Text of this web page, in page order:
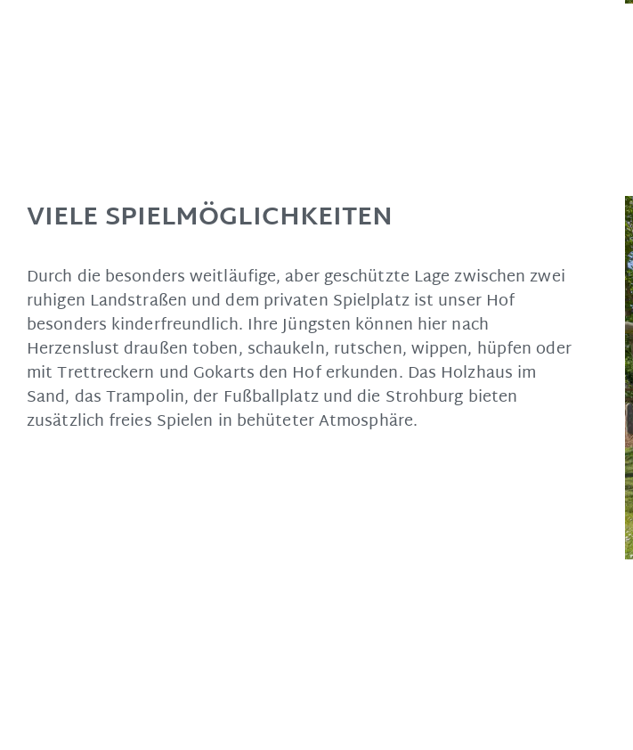
VIELE SPIEL­MÖGLICHKEITEN
Durch die besonders weitläufige, aber geschützte Lage zwischen zwei
ruhigen Landstraßen und dem privaten Spielplatz ist unser Hof
besonders kinderfreundlich. Ihre Jüngsten können hier nach
Herzenslust draußen toben, schaukeln, rutschen, wippen, hüpfen oder
mit Trettreckern und Gokarts den Hof erkunden. Das Holzhaus im
Sand, das Trampolin, der Fußballplatz und die Strohburg bieten
zusätzlich freies Spielen in behüteter Atmosphäre.